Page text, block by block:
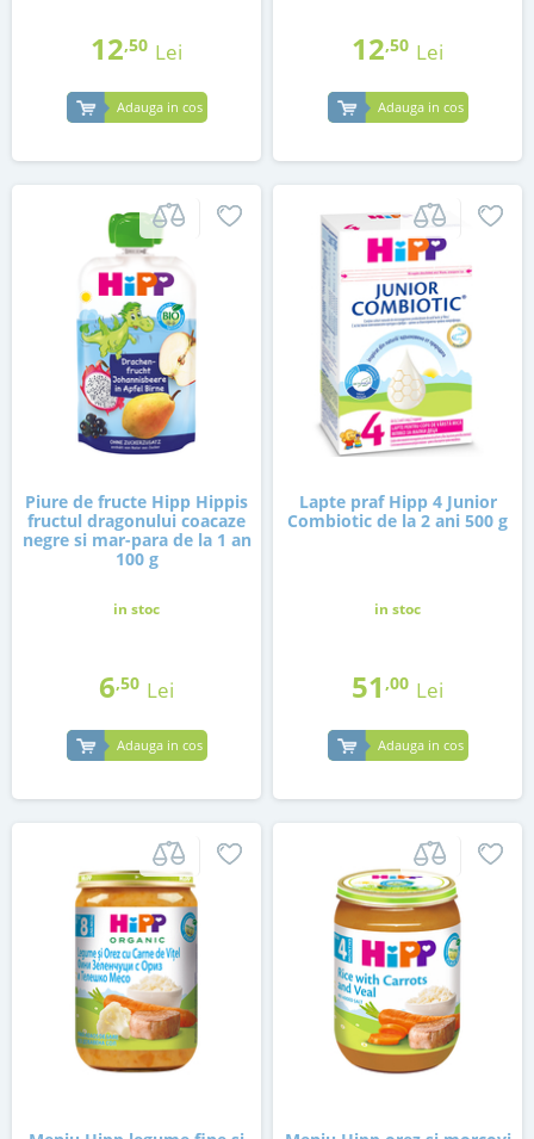
12,50 Lei
Adauga in cos
12,50 Lei
Adauga in cos
Piure de fructe Hipp Hippis
fructul dragonului coacaze
negre si mar-para de la 1 an
100 g
in stoc
6,50 Lei
Adauga in cos
Lapte praf Hipp 4 Junior
Combiotic de la 2 ani 500 g
in stoc
51 ,00 Lei
Adauga in cos